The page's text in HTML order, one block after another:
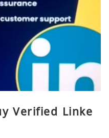
Verified Linke